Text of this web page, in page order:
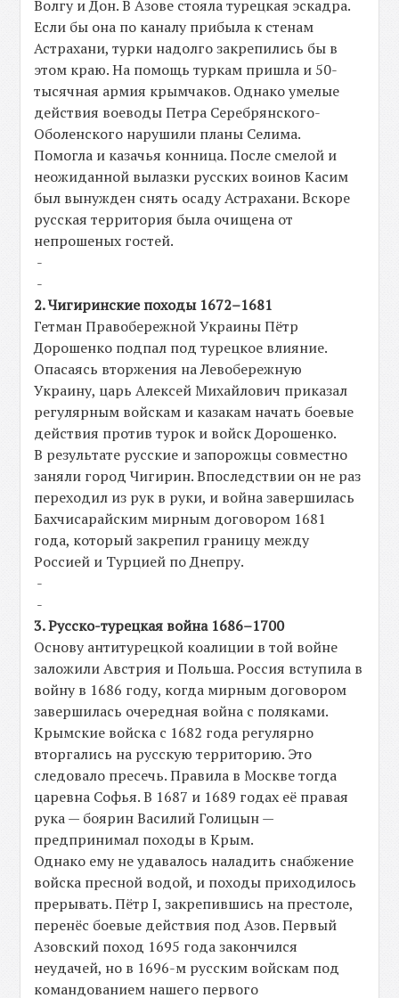
Волгу и Дон. В Азове стояла турецкая эскадра.
Если бы она по каналу прибыла к стенам
Астрахани, турки надолго закрепились бы в
этом краю. На помощь туркам пришла и 50-
тысячная армия крымчаков. Однако умелые
действия воеводы Петра Серебрянского-
Оболенского нарушили планы Селима.
Помогла и казачья конница. После смелой и
неожиданной вылазки русских воинов Касим
был вынужден снять осаду Астрахани. Вскоре
русская территория была очищена от
непрошеных гостей.
-
-
2. Чигиринские походы 1672–1681
Гетман Правобережной Украины Пётр
Дорошенко подпал под турецкое влияние.
Опасаясь вторжения на Левобережную
Украину, царь Алексей Михайлович приказал
регулярным войскам и казакам начать боевые
действия против турок и войск Дорошенко.
В результате русские и запорожцы совместно
заняли город Чигирин. Впоследствии он не раз
переходил из рук в руки, и война завершилась
Бахчисарайским мирным договором 1681
года, который закрепил границу между
Россией и Турцией по Днепру.
-
-
3. Русско-турецкая война 1686–1700
Основу антитурецкой коалиции в той войне
заложили Австрия и Польша. Россия вступила в
войну в 1686 году, когда мирным договором
завершилась очередная война с поляками.
Крымские войска с 1682 года регулярно
вторгались на русскую территорию. Это
следовало пресечь. Правила в Москве тогда
царевна Софья. В 1687 и 1689 годах её правая
рука — боярин Василий Голицын —
предпринимал походы в Крым.
Однако ему не удавалось наладить снабжение
войска пресной водой, и походы приходилось
прерывать. Пётр I, закрепившись на престоле,
перенёс боевые действия под Азов. Первый
Азовский поход 1695 года закончился
неудачей, но в 1696-м русским войскам под
командованием нашего первого